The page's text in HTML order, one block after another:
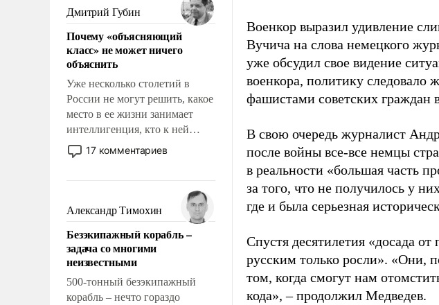
фундаментальным знанием,
что мировая политика имеет
свойство заявляться на порог
нашего дома.
Дмитрий Губин
Почему «объясняющий
класс» не может ничего
объяснить
Уже несколько столетий в
России не могут решить, какое
место в ее жизни занимает
интеллигенция, кто к ней
принадлежит, а кого из нее
исключили с правом
чем она отличается от просто
образованных людей. Иногда
казалось, что эти вопросы
решены раз и навсегда, но –
нет, не решены.
17 комментариев
Александр Тимохин
Безэкипажный корабль –
задача со многими
неизвестными
500-тонный безэкипажный
корабль – нечто гораздо
Военкор выразил удивление
Вучича на слова немецкого
уже обсудил свое видение
военкора, политику следовало
фашистами советских граждан
В свою очередь журналист
после войны все-все немцы
в реальности «большая часть
за того, что не получилось у
где и была серьезная
Спустя десятилетия «досада
русским только росли». «Они,
том, когда смогут нам
кода», – продолжил Медведев.